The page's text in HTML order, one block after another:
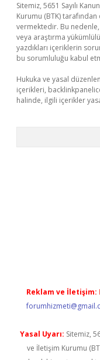
Sitemiz, 5651 Sayılı
Kurumu (BTK)
vermektedir. Bu
veya araştırma
yazdıkları içeriklerin
bu sorumluluğu kabul
Hukuka ve yasal
içerikleri,
halinde, ilgili içerikler
Reklam ve İletişim:
Yasal Uyarı: Sitemiz,
ve İletişim Kurumu